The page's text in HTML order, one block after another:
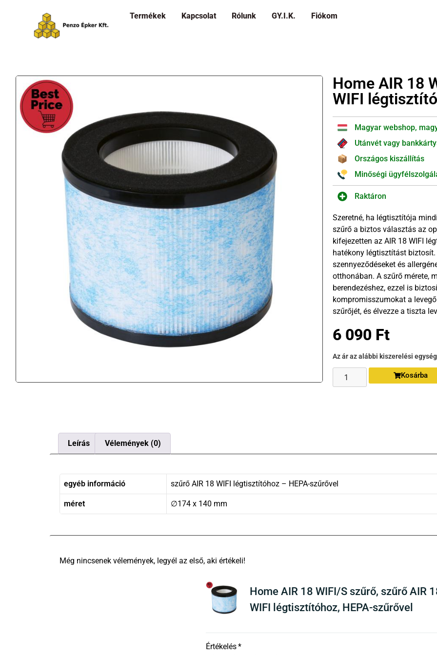
Termékek Kapcsolat Rólunk GY.I.K. Fiókom
Home AIR 18
WIFI
Magyar webshop,
Utánvét vagy
Országos kiszállítás
Minőségi
Raktáron
Szeretné, ha légtisztítója
szűrő a biztos választás az
kifejezetten az AIR 18 WIFI
hatékony légtisztítást biztosít.
szennyeződéseket és
otthonában. A szűrő mérete,
berendezéshez, ezzel is
kompromisszumokat a
szűrőjét, és élvezze a tiszta
6 090 Ft
Az ár az alábbi kiszerelési
Kosárba
Leírás Vélemények (0)
egyéb információ szűrő AIR 18 WIFI légtisztítóhoz – HEPA-szűrővel
méret ∅174 x 140 mm
Home AIR 18 WIFI/S szűrő, szűrő AIR
WIFI légtisztítóhoz, HEPA-szűrővel
Értékelés*